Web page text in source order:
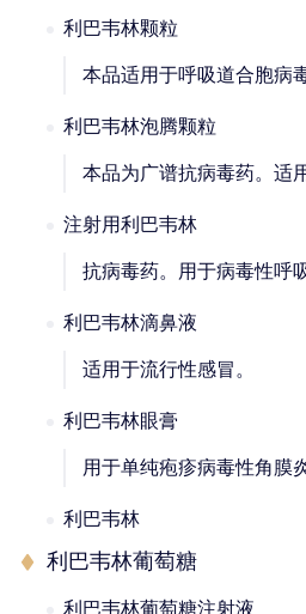
利巴韦林颗粒
本品适用于呼吸道合胞病
利巴韦林泡腾颗粒
本品为广谱抗病毒药。适
注射用利巴韦林
抗病毒药。用于病毒性呼
利巴韦林滴鼻液
适用于流行性感冒。
利巴韦林眼膏
用于单纯疱疹病毒性角膜
利巴韦林
利巴韦林葡萄糖
利巴韦林葡萄糖注射液